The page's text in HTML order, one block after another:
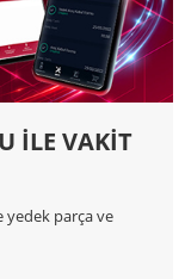
İLE VAKİT
yedek parça ve